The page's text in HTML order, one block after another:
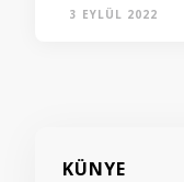
3 EYLÜL 2022
KÜNYE